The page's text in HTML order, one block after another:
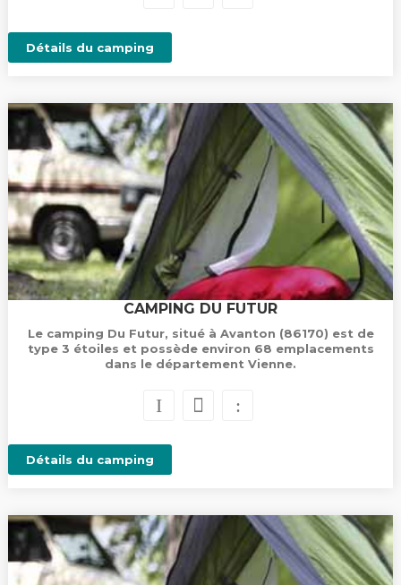
Détails du camping
CAMPING DU FUTUR
Le camping Du Futur, situé à Avanton (86170) est de
type 3 étoiles et possède environ 68 emplacements
dans le département Vienne.
Détails du camping